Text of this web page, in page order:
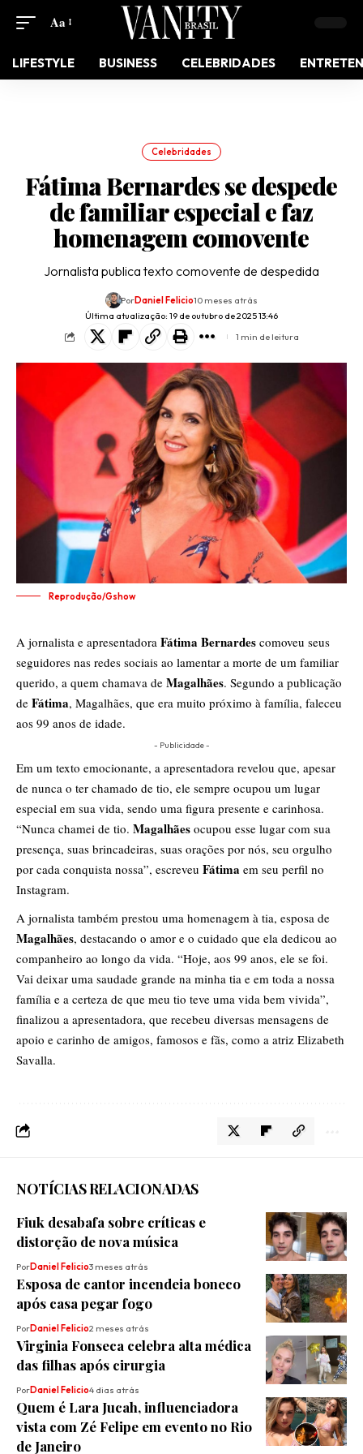
Aa
LIFESTYLE BUSINESS CELEBRIDADES
Celebridades
Fátima Bernardes se despede
de familiar especial e faz
homenagem comovente
Jornalista publica texto comovente de despedida
Última atualização: 19 de outubro de 2025 13:46
PorDaniel Felicio10 meses atrás
1 min de leitura
Reprodução/Gshow
A jornalista e apresentadora Fátima Bernardes comoveu seus
seguidores nas redes sociais ao lamentar a morte de um familiar
querido, a quem chamava de Magalhães. Segundo a publicação
de Fátima, Magalhães, que era muito próximo à família, faleceu
aos 99 anos de idade.
- Publicidade -
Em um texto emocionante, a apresentadora revelou que, apesar
de nunca o ter chamado de tio, ele sempre ocupou um lugar
especial em sua vida, sendo uma figura presente e carinhosa.
“Nunca chamei de tio. Magalhães ocupou esse lugar com sua
presença, suas brincadeiras, suas orações por nós, seu orgulho
por cada conquista nossa”, escreveu Fátima em seu perfil no
Instagram.
A jornalista também prestou uma homenagem à tia, esposa de
Magalhães, destacando o amor e o cuidado que ela dedicou ao
companheiro ao longo da vida. “Hoje, aos 99 anos, ele se foi.
Vai deixar uma saudade grande na minha tia e em toda a nossa
família e a certeza de que meu tio teve uma vida bem vivida”,
finalizou a apresentadora, que recebeu diversas mensagens de
apoio e carinho de amigos, famosos e fãs, como a atriz Elizabeth
Savalla.
NOTÍCIAS RELACIONADAS
Fiuk desabafa sobre críticas e
distorção de nova música
PorDaniel Felicio3 meses atrás
Esposa de cantor incendeia boneco
após casa pegar fogo
PorDaniel Felicio2 meses atrás
Virginia Fonseca celebra alta médica
das filhas após cirurgia
PorDaniel Felicio4 dias atrás
Quem é Lara Jucah, influenciadora
vista com Zé Felipe em evento no Rio
de Janeiro